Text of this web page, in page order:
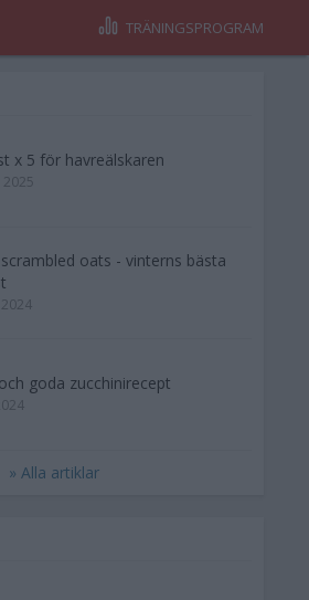
TRÄNINGSPROGRAM
x 5 för havreälskaren
oats - vinterns bästa
goda zucchinirecept
» Alla artiklar